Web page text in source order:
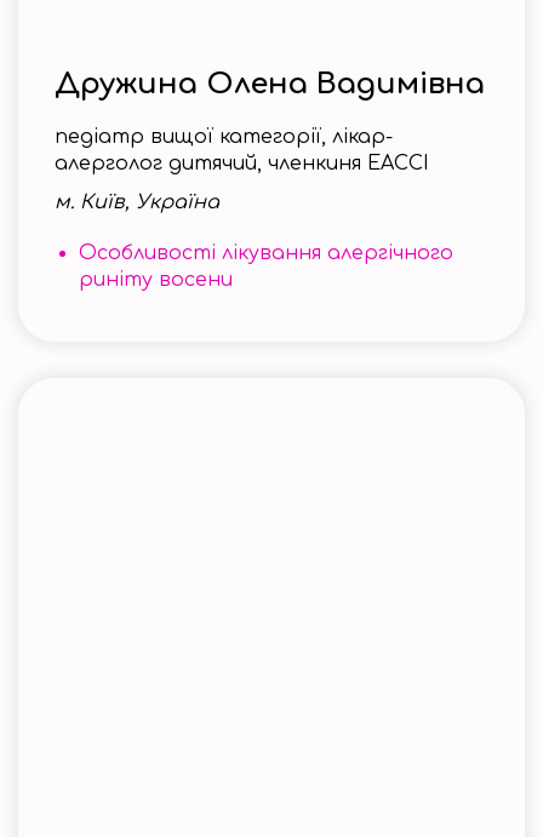
Дружина Олена Вадимівна
педіатр вищої категорії, лікар-
алерголог дитячий, членкиня EACCI
м. Київ, Україна
Особливості лікування алергічного
риніту восени